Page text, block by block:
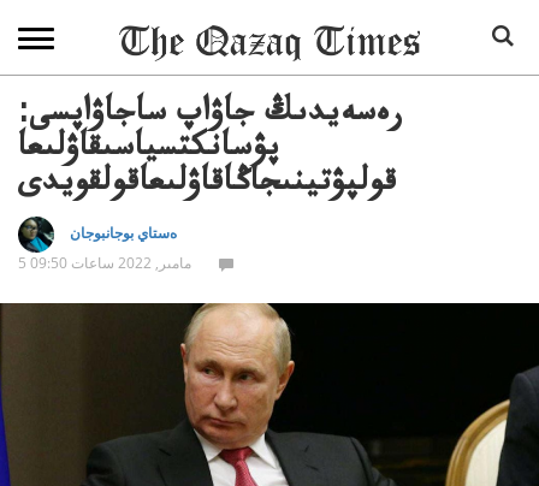
رەسەيدىڭ جاۋاپ ساجاۋاپسى:
پۋسانكتسياسىقاۋلىعا
قولپۋتينىجاڭاقاۋلىعاقولقويدى
ەستاي بوجانبوجان
5 مامىر, 2022 ساعات 09:50